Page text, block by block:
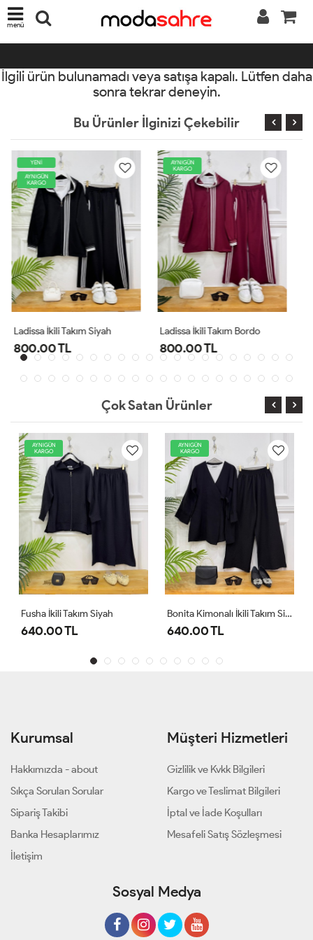
menü
İlgili ürün bulunamadı veya satışa kapalı. Lütfen daha
sonra tekrar deneyin.
Bu Ürünler İlginizi Çekebilir
AYNIGÜN
KARGO
Ladissa İkili Takım Bordo
800.00 TL
YENİ
AYNIGÜN
KARGO
Midas Oyşo İkili Takım Siyah
1,000.00 TL
Çok Satan Ürünler
AYNIGÜN
KARGO
640.00 TL
YENİ
AYNIGÜN
KARGO
Comfor Ikili Takım Ekru
1,100.00 TL
Kurumsal
Hakkımızda - about
Sıkça Sorulan Sorular
Sipariş Takibi
Banka Hesaplarımız
İletişim
Müşteri Hizmetleri
Gizlilik ve Kvkk Bilgileri
Kargo ve Teslimat Bilgileri
İptal ve İade Koşulları
Mesafeli Satış Sözleşmesi
Sosyal Medya